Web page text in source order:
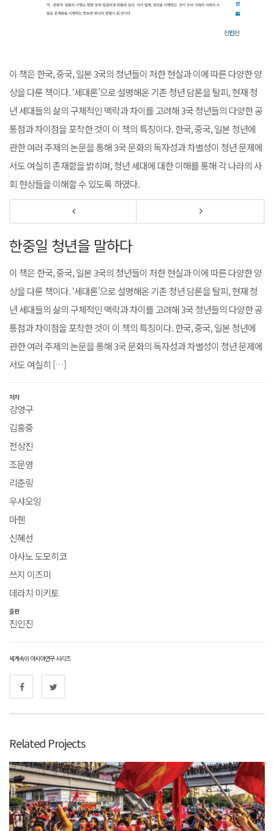
이 책은 한국, 중국, 일본 3국의 청년들이 처한 현실과 이에 따른 다양한 양
상을 다룬 책이다. ‘세대론’으로 설명해온 기존 청년 담론을 탈피, 현재 청
년 세대들의 삶의 구체적인 맥락과 차이를 고려해 3국 청년들의 다양한 공
통점과 차이점을 포착한 것이 이 책의 특징이다. 한국, 중국, 일본 청년에
관한 여러 주제의 논문을 통해 3국 문화의 독자성과 차별성이 청년 문제에
서도 여실히 존재함을 밝히며, 청년 세대에 대한 이해를 통해 각 나라의 사
회 현상들을 이해할 수 있도록 하였다.
한중일 청년을 말하다
이 책은 한국, 중국, 일본 3국의 청년들이 처한 현실과 이에 따른 다양한 양
상을 다룬 책이다. ‘세대론’으로 설명해온 기존 청년 담론을 탈피, 현재 청
년 세대들의 삶의 구체적인 맥락과 차이를 고려해 3국 청년들의 다양한 공
통점과 차이점을 포착한 것이 이 책의 특징이다. 한국, 중국, 일본 청년에
관한 여러 주제의 논문을 통해 3국 문화의 독자성과 차별성이 청년 문제에
서도 여실히 […]
저자
강영구
김홍중
전상진
조문영
리춘링
우샤오잉
마줸
신혜선
아사노 도모히코
쓰지 이즈미
데라치 미키토
출판
진인진
세계속의 아시아연구 시리즈
Related Projects